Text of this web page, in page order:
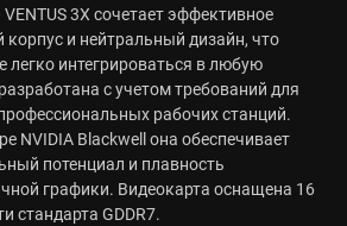
VENTUS 3X сочетает эффективное
и нейтральный дизайн, что
легко интегрироваться в любую
с учетом требований для
рабочих станций.
NVIDIA Blackwell она обеспечивает
потенциал и плавность
графики. Видеокарта оснащена 16
стандарта GDDR7.